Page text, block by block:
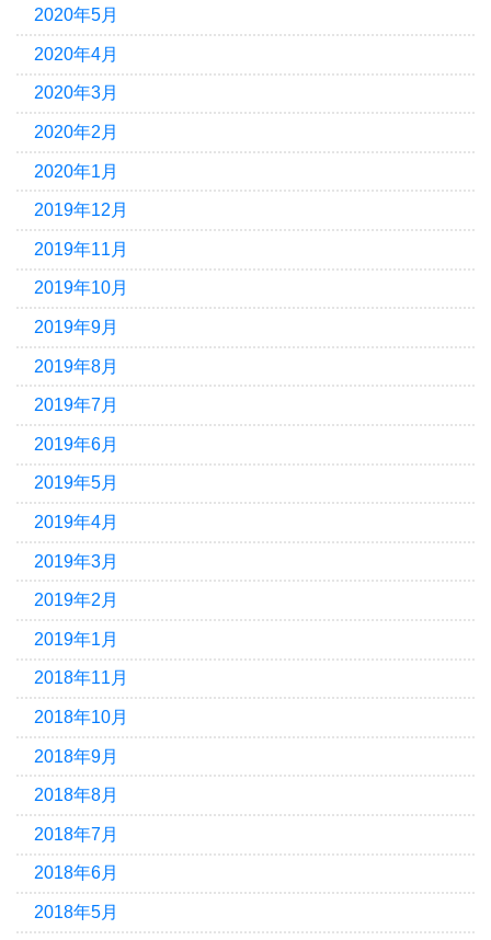
2020年5月
2020年4月
2020年3月
2020年2月
2020年1月
2019年12月
2019年11月
2019年10月
2019年9月
2019年8月
2019年7月
2019年6月
2019年5月
2019年4月
2019年3月
2019年2月
2019年1月
2018年11月
2018年10月
2018年9月
2018年8月
2018年7月
2018年6月
2018年5月